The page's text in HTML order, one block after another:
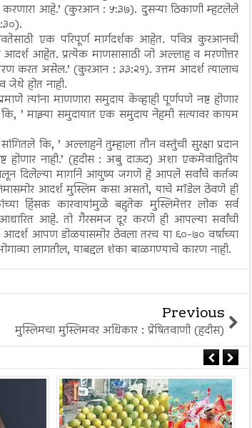
करणारा आहे.’ (कुरआन : ५:३७). दुसऱ्या ठिकाणी म्हटलेले
एक परिपूर्ण मार्गदर्शक आहेत. पवित्र कुरआनची
आहेत. प्रत्येक माणसासाठी जो अल्लाह व मरणोत्तर
करत असेल.’ (कुरआन : ३३:२१). उत्तम आदर्श त्यालाच
होत नाही.
त्यांना माणणारा समुदाय केव्हाही पूर्णपणे नष्ट होणार
कि, ’ माझ्या समुदायात एक समुदाय नेहमी सत्यावर कायम
कि, ’ अल्लाहने तुम्हाला तीन वस्तुंची सुरक्षा प्रदान
होणार नाही.’ (हदीस : अबु दाऊद) अशा एकमेवाद्वितीय
दिलेल्या मार्गाने आयुष्य जगणे हे आपले सर्वांचे कर्तव्य
आदर्श मुस्लिम कसा असतो, याचे मॉडेल ठेवणे ही
हिंसक कारवायांमुळे बहुतेक मुस्लिमेत्तर लोक सर्व
आधारित आहे. तो गैरसमज दूर करणे ही आपल्या सर्वांची
आपण डोळयासमोर ठेवला तरच या ६०-७० वर्षाच्या
लागतील, याबद्दल शंका बाळगण्याचे कारण नाही.
Previous
मुस्लिमचा मुस्लिमवर अधिकार : प्रेषितवाणी (हदीस)